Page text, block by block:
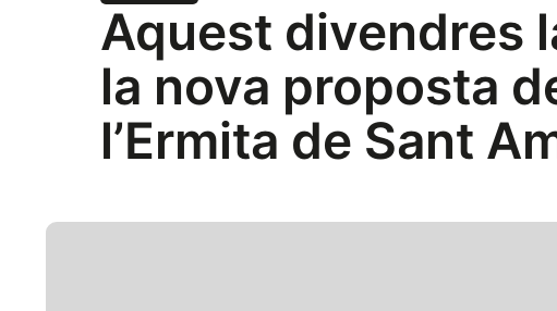
Aquest divendres
la nova proposta
l’Ermita de Sant